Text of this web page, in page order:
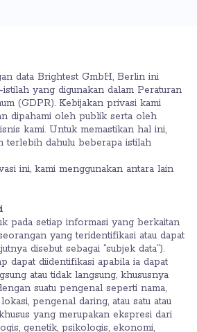
data Brightest GmbH, Berlin ini
yang digunakan dalam Peraturan
(GDPR). Kebijakan privasi kami
dipahami oleh publik serta oleh
kami. Untuk memastikan hal ini,
terlebih dahulu beberapa istilah
ini, kami menggunakan antara lain
pada setiap informasi yang berkaitan
yang teridentifikasi atau dapat
disebut sebagai “subjek data”).
dapat diidentifikasi apabila ia dapat
atau tidak langsung, khususnya
suatu pengenal seperti nama,
pengenal daring, atau satu atau
yang merupakan ekspresi dari
genetik, psikologis, ekonomi,